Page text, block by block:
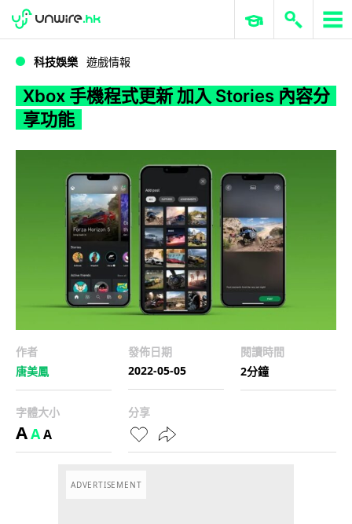
WWDC 2026 ERP 與商業 AI
科技娛樂 遊戲情報
Xbox 手機程式更新 加入 Stories 內容分
享功能
作者
唐美鳳
發佈日期
2022-05-05
閱讀時間
2分鐘
字體大小
AAA
分享
ADVERTISEMENT